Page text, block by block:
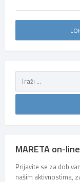
MARETA on-line
Prijavite se za
našim aktivnostima,